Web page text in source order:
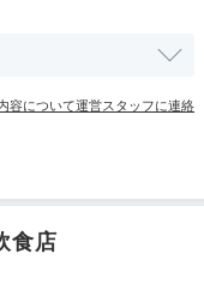
できるホテル1階
バウトテーブ
ヒー片手に、ゆっ
ト 電気ポット
容について運営スタッフに連絡
食店